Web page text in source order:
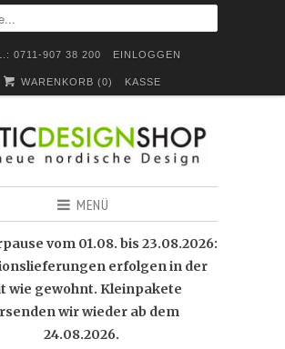
0711-907 38 200 EINLOGGEN
WARENKORB (0) KASSE
MENÜ
vom 01.08. bis 23.08.2026:
erfolgen in der
wie gewohnt. Kleinpakete
wir wieder ab dem
24.08.2026.